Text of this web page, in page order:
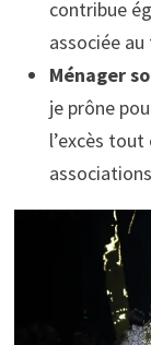
contribue
associée
Ménager
je prône
l’excès